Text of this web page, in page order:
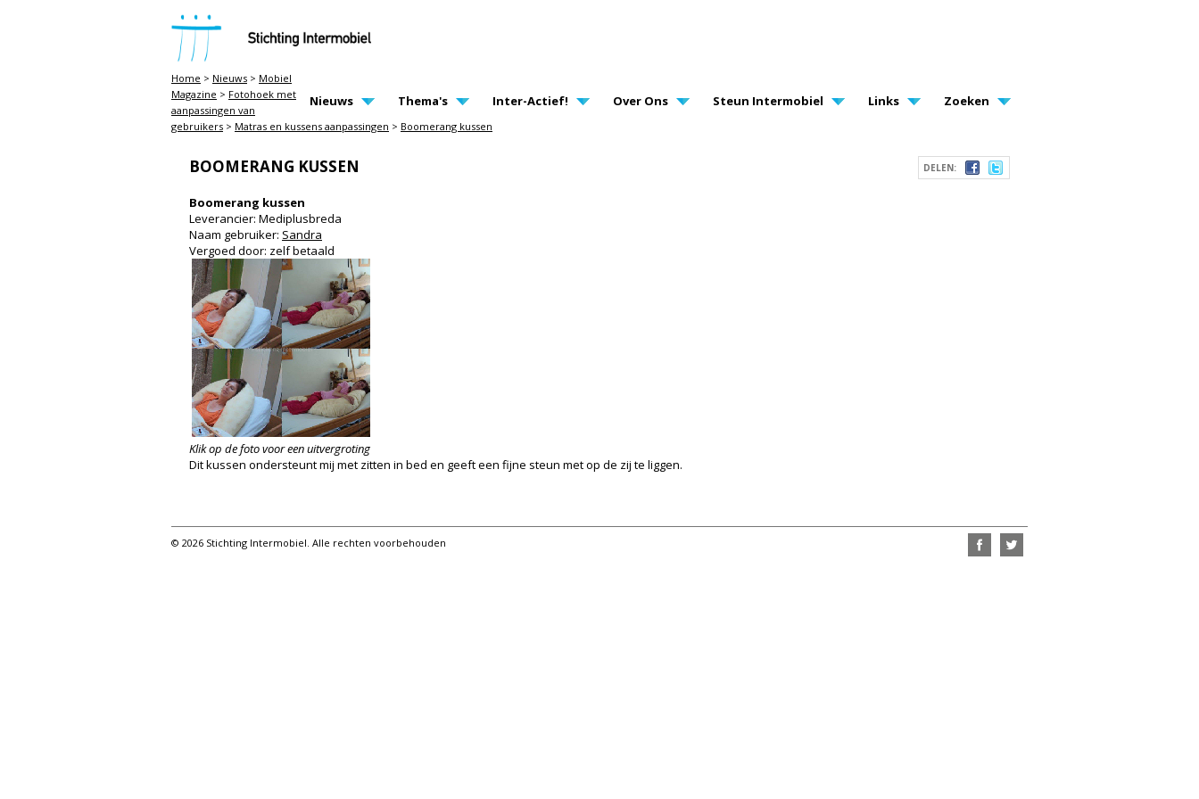
STICHTING INTERMOBIEL
MAIN PAGE NAVIGATION
Nieuws Thema's Inter-Actief! Over Ons Steun Intermobiel Links Zoeken
Home > Nieuws > Mobiel
Magazine > Fotohoek met
aanpassingen van
gebruikers > Matras en kussens aanpassingen > Boomerang kussen
DELEN:
BOOMERANG KUSSEN
Boomerang kussen
Leverancier: Mediplusbreda
Naam gebruiker: Sandra
Vergoed door: zelf betaald
Klik op de foto voor een uitvergroting
Dit kussen ondersteunt mij met zitten in bed en geeft een fijne steun met op de zij te liggen.
© 2026 Stichting Intermobiel. Alle rechten voorbehouden